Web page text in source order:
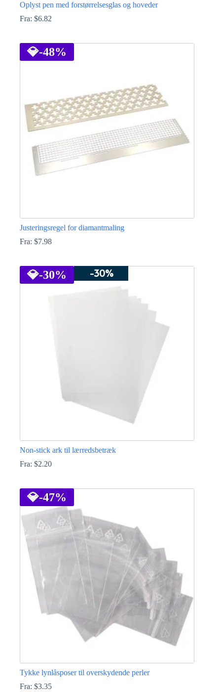
Oplyst pen med forstørrelsesglas og hoveder
Fra: $6.82
vare
har
flere
på
varesiden
💎-48%
Justeringsregel for diamantmaling
Fra: $7.98
har
flere
💎-30% -30%
Non-stick ark til lærredsbetræk
Fra: $2.20
har
flere
varianter.
Mulighederne
vælges
varesiden
💎-47%
Tykke lynlåsposer til overskydende perler
Fra: $3.35